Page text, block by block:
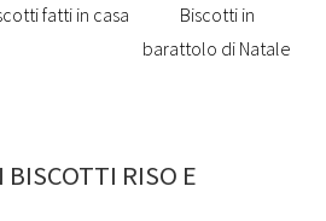
fatti in casa
Biscotti in
barattolo di Natale
RISO E